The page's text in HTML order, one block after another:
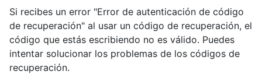
Si recibes un error "Error de autenticación de código
de recuperación" al usar un código de recuperación, el
código que estás escribiendo no es válido. Puedes
intentar solucionar los problemas de los códigos de
recuperación.